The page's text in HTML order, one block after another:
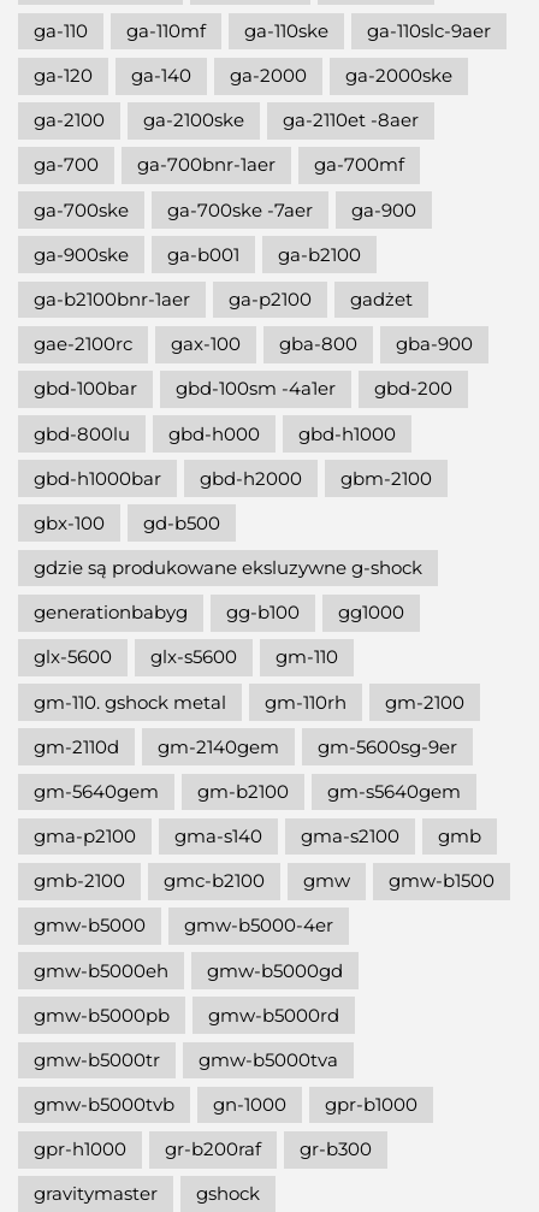
ga-110 ga-110mf ga-110ske
ga-110slc-9aer
ga-120
ga-140 ga-2000
ga-2000ske
ga-2100
ga-2100ske
ga-2110et -8aer
ga-700
ga-700bnr-1aer
ga-700mf
ga-700ske
ga-700ske -7aer
ga-900
ga-900ske
ga-b001
ga-b2100
ga-b2100bnr-1aer
ga-p2100
gadżet
gae-2100rc
gax-100 gba-800
gba-900
gbd-100bar
gbd-100sm -4a1er
gbd-200
gbd-800lu
gbd-h000
gbd-h1000
gbd-h1000bar
gbd-h2000
gbm-2100
gbx-100
gd-b500
gdzie są produkowane eksluzywne g-shock
generationbabyg
gg-b100
gg1000
glx-5600
glx-s5600
gm-110
gm-110. gshock metal
gm-110rh
gm-2100
gm-2110d
gm-2140gem
gm-5600sg-9er
gm-5640gem
gm-b2100
gm-s5640gem
gma-p2100
gma-s140 gma-s2100
gmb
gmb-2100
gmc-b2100 gmw
gmw-b1500
gmw-b5000
gmw-b5000-4er
gmw-b5000eh
gmw-b5000gd
gmw-b5000pb
gmw-b5000rd
gmw-b5000tr
gmw-b5000tva
gmw-b5000tvb
gn-1000
gpr-b1000
gpr-h1000
gr-b200raf
gr-b300
gravitymaster
gshock